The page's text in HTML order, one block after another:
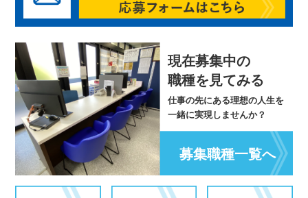
現在募集中の
職種を見てみる
仕事の先にある理想の人生を
一緒に実現しませんか？
募集職種一覧へ